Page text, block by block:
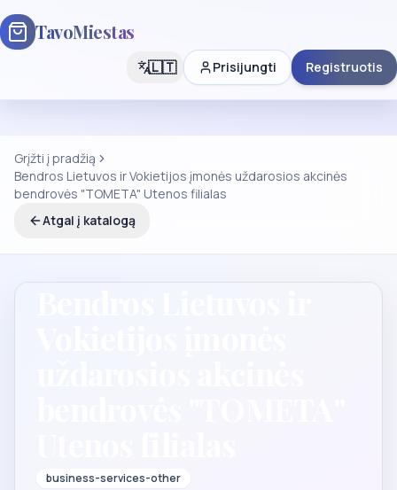
TavoMiestas
🇱🇹 Prisijungti Registruotis
Grįžti į pradžią
Bendros Lietuvos ir Vokietijos įmonės uždarosios akcinės
bendrovės "TOMETA" Utenos filialas
Atgal į katalogą
business-services-other